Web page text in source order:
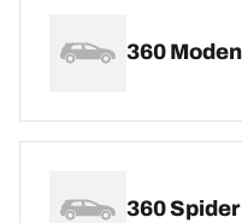
360
360 Spider